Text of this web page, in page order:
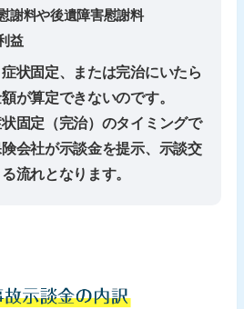
謝料や後遺障害慰謝料
益
状固定、または完治にいたら
が算定できないのです。
固定（完治）のタイミングで
会社が示談金を提示、示談交
流れとなります。